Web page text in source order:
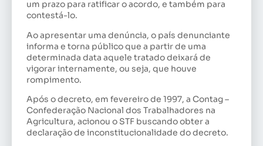
um prazo para ratificar o acordo, e também para
contestá-lo.
Ao apresentar uma denúncia, o país denunciante
informa e torna público que a partir de uma
determinada data aquele tratado deixará de
vigorar internamente, ou seja, que houve
rompimento.
Após o decreto, em fevereiro de 1997, a Contag –
Confederação Nacional dos Trabalhadores na
Agricultura, acionou o STF buscando obter a
declaração de inconstitucionalidade do decreto.